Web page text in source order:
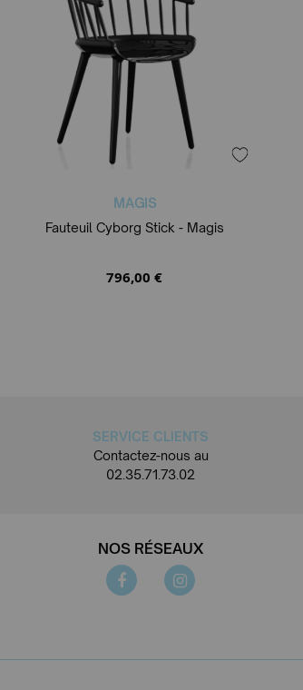
MAGIS
Fauteuil Cyborg Stick - Magis
796,00 €
SERVICE CLIENTS
Contactez-nous au
02.35.71.73.02
NOS RÉSEAUX